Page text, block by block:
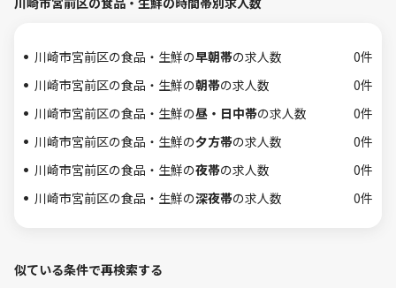
川崎市宮前区の食品・生鮮の早朝帯の求人数
0件
川崎市宮前区の食品・生鮮の朝帯の求人数
0件
川崎市宮前区の食品・生鮮の昼・日中帯の求人数
0件
川崎市宮前区の食品・生鮮の夕方帯の求人数
0件
川崎市宮前区の食品・生鮮の夜帯の求人数
0件
川崎市宮前区の食品・生鮮の深夜帯の求人数 0件
似ている条件で再検索する